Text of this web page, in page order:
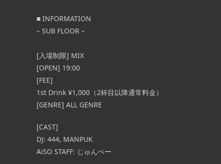
■ INFORMATION
– SUB FLOOR –
[入場制限] MIX
[OPEN] 19:00
[FEE]
1st Drink ¥1,000（2杯目以降通常料金）
[GENRE] ALL GENRE
[CAST]
DJ: 444, MANPUK
AiSO STAFF: じゅんぺー